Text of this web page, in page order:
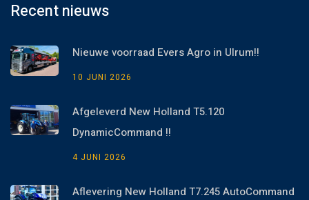
Recent nieuws
Nieuwe voorraad Evers Agro in Ulrum!!
10 JUNI 2026
Afgeleverd New Holland T5.120
DynamicCommand !!
4 JUNI 2026
Aflevering New Holland T7.245 AutoCommand